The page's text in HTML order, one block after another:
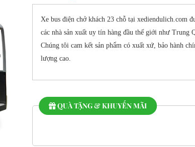
Xe bus điện chở khách 23 chỗ tại xediendulich.com
các nhà sản xuất uy tín hàng đầu thế giới như
Chúng tôi cam kết sản phẩm có xuất xứ, bảo hành
lượng cao.
QUÀ TẶNG & KHUYẾN MÃI